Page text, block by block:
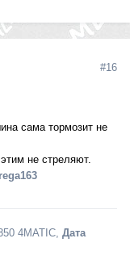
#16
сама тормозит не
не стреляют.
4MATIC, Дата